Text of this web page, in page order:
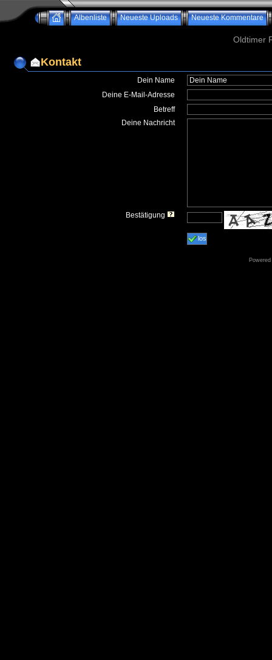
Albenliste Neueste Uploads Neueste Kommentare
Oldtimer
Kontakt
Dein Name
Deine E-Mail-Adresse
Betreff
Deine Nachricht
Bestätigung
los